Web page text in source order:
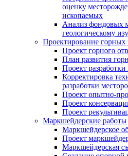
оценку
ископаемых
Анализ фондовых
геологическому
Проектирование горных
Проект горного
План развития
Проект
Корректировка
разработки
Проект опытно-
Проект
Проект
Маркшейдерские работы
Маркшейдерское
Проект
Маркшейдерская